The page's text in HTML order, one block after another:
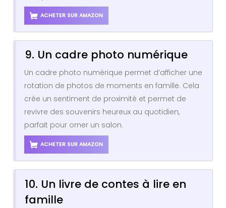
ACHETER SUR AMAZON
9. Un cadre photo numérique
Un cadre photo numérique permet d’afficher une
rotation de photos de moments en famille. Cela
crée un sentiment de proximité et permet de
revivre des souvenirs heureux au quotidien,
parfait pour orner un salon.
ACHETER SUR AMAZON
10. Un livre de contes à lire en
famille